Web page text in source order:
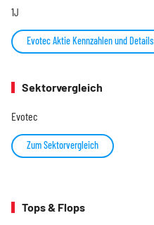
1J
Evotec Aktie Kennzahlen und Details
Sektorvergleich
Evotec
Zum Sektorvergleich
Tops & Flops